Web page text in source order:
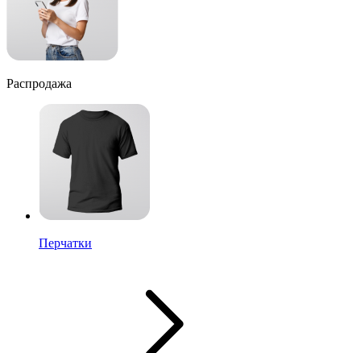
Распродажа
Перчатки